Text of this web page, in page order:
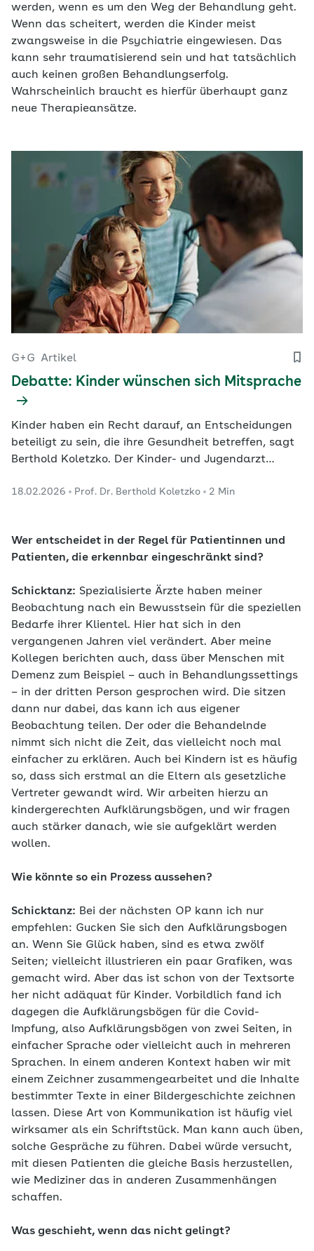
werden, wenn es um den Weg der Behandlung geht.
Wenn das scheitert, werden die Kinder meist
zwangsweise in die Psychiatrie eingewiesen. Das
kann sehr traumatisierend sein und hat tatsächlich
auch keinen großen Behandlungserfolg.
Wahrscheinlich braucht es hierfür überhaupt ganz
neue Therapieansätze.
G+G Artikel
Debatte: Kinder wünschen sich Mitsprache
Kinder haben ein Recht darauf, an Entscheidungen
beteiligt zu sein, die ihre Gesundheit betreffen, sagt
Berthold Koletzko. Der Kinder- und Jugendarzt
medizinischen Alltag zu verankern.
18.02.2026 Prof. Dr. Berthold Koletzko 2 Min
Wer entscheidet in der Regel für Patientinnen und
Patienten, die erkennbar eingeschränkt sind?
Schicktanz: Spezialisierte Ärzte haben meiner
Beobachtung nach ein Bewusstsein für die speziellen
Bedarfe ihrer Klientel. Hier hat sich in den
vergangenen Jahren viel verändert. Aber meine
Kollegen berichten auch, dass über Menschen mit
Demenz zum Beispiel – auch in Behandlungssettings
– in der dritten Person gesprochen wird. Die sitzen
dann nur dabei, das kann ich aus eigener
Beobachtung teilen. Der oder die Behandelnde
nimmt sich nicht die Zeit, das vielleicht noch mal
einfacher zu erklären. Auch bei Kindern ist es häufig
so, dass sich erstmal an die Eltern als gesetzliche
Vertreter gewandt wird. Wir arbeiten hierzu an
kindergerechten Aufklärungsbögen, und wir fragen
auch stärker danach, wie sie aufgeklärt werden
wollen.
Wie könnte so ein Prozess aussehen?
Schicktanz: Bei der nächsten OP kann ich nur
empfehlen: Gucken Sie sich den Aufklärungsbogen
an. Wenn Sie Glück haben, sind es etwa zwölf
Seiten; vielleicht illustrieren ein paar Grafiken, was
gemacht wird. Aber das ist schon von der Textsorte
her nicht adäquat für Kinder. Vorbildlich fand ich
dagegen die Aufklärungsbögen für die Covid-
Impfung, also Aufklärungsbögen von zwei Seiten, in
einfacher Sprache oder vielleicht auch in mehreren
Sprachen. In einem anderen Kontext haben wir mit
einem Zeichner zusammengearbeitet und die Inhalte
bestimmter Texte in einer Bildergeschichte zeichnen
lassen. Diese Art von Kommunikation ist häufig viel
wirksamer als ein Schriftstück. Man kann auch üben,
solche Gespräche zu führen. Dabei würde versucht,
mit diesen Patienten die gleiche Basis herzustellen,
wie Mediziner das in anderen Zusammenhängen
schaffen.
Was geschieht, wenn das nicht gelingt?